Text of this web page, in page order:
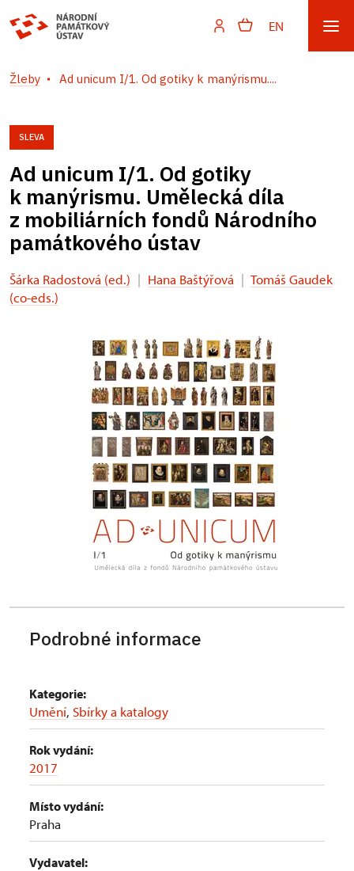
EN
Žleby Ad unicum I/1. Od gotiky k manýrismu....
SLEVA
Ad unicum I/1. Od gotiky
k manýrismu. Umělecká díla
z mobiliárních fondů Národního
památkového ústav
Šárka Radostová (ed.) | Hana Baštýřová | Tomáš Gaudek
(co-eds.)
Podrobné informace
Kategorie:
Umění, Sbírky a katalogy
Rok vydání:
2017
Místo vydání:
Praha
Vydavatel: